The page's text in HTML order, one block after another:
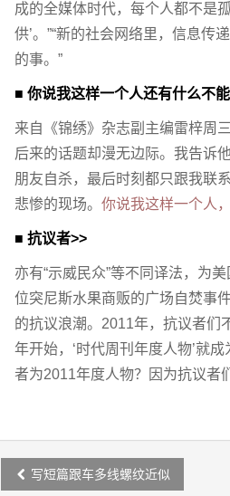
成的全媒体时代，每个人都不是
供’。”“新的社会网络里，信息
的事。”
■ 你说我这样一个人还有什么不
来自《锦绣》杂志副主编雷梓周
后来的话题却漫无边际。我告诉
朋友自杀，最后时刻都只跟我联
悲惨的现场。 你说我这样一个人
■ 抗议者>>
亦有“示威民众”等不同译法，为
位突尼斯水果商贩的广场自焚事
的抗议浪潮。2011年，抗议者们
年开始，‘时代周刊年度人物’就
者为2011年度人物？因为抗议者
Post写短篇跟车多线螺纹近似